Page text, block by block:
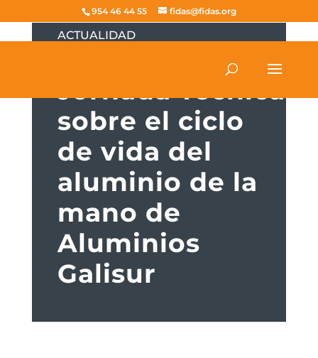
954 46 44 55 fidas@fidas.org
ACTUALIDAD
Jornada Técnica
sobre el ciclo
de vida del
aluminio de la
mano de
Aluminios
Galisur